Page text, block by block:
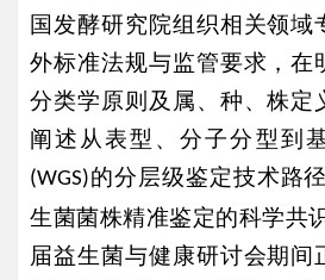
国发酵研究院组织相关领域
外标准法规与监管要求，在
分类学原则及属、种、株定
阐述从表型、分子分型到
(WGS)的分层级鉴定技术路
生菌菌株精准鉴定的科学共
届益生菌与健康研讨会期间